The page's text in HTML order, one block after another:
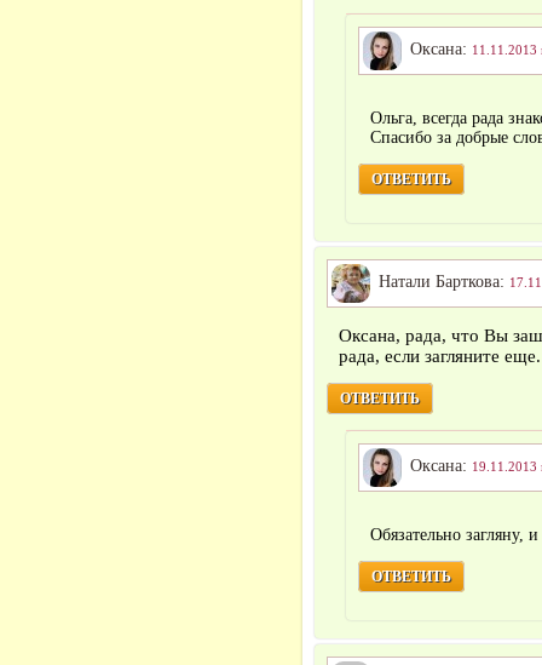
Оксана: 11.11.2013
Ольга, всегда рада
Спасибо за добрые
ОТВЕТИТЬ
Натали Барткова:
Оксана, рада, что Вы
рада, если загляните
ОТВЕТИТЬ
Оксана: 19.11.2013
Обязательно загляну,
ОТВЕТИТЬ